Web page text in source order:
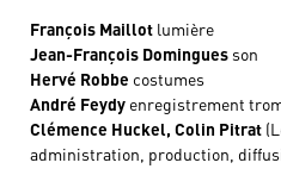
François Maillot lumière
Jean-François Domingues son
Hervé Robbe costumes
André Feydy enregistrement
Clémence Huckel, Colin Pitrat
administration, production,